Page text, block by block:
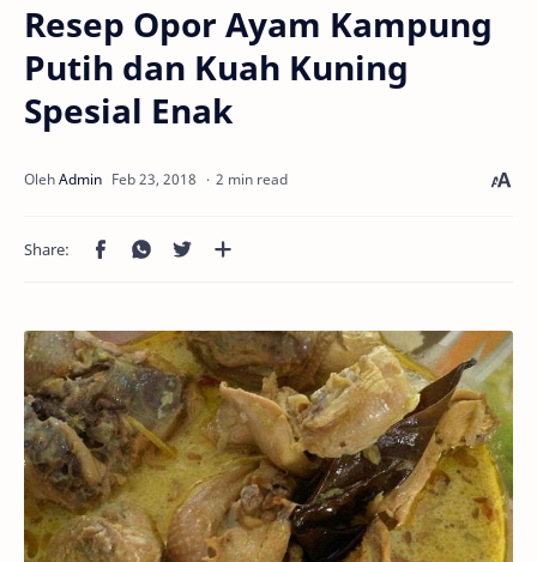
Resep Opor Ayam Kampung
Putih dan Kuah Kuning
Spesial Enak
2 min read